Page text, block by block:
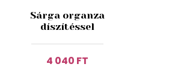
Sárga organza
díszítéssel
4 040 FT